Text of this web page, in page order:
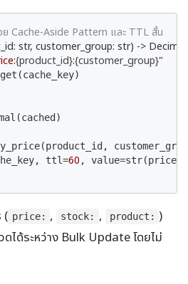
ย Cache-Aside Pattern และ TTL สั้น
str, customer_group: str) -> Decimal:
{product_id}:{customer_group}"
ttl=
60 ,
( price: , stock: , product: )
ได้ระหว่าง Bulk Update โดยไม่